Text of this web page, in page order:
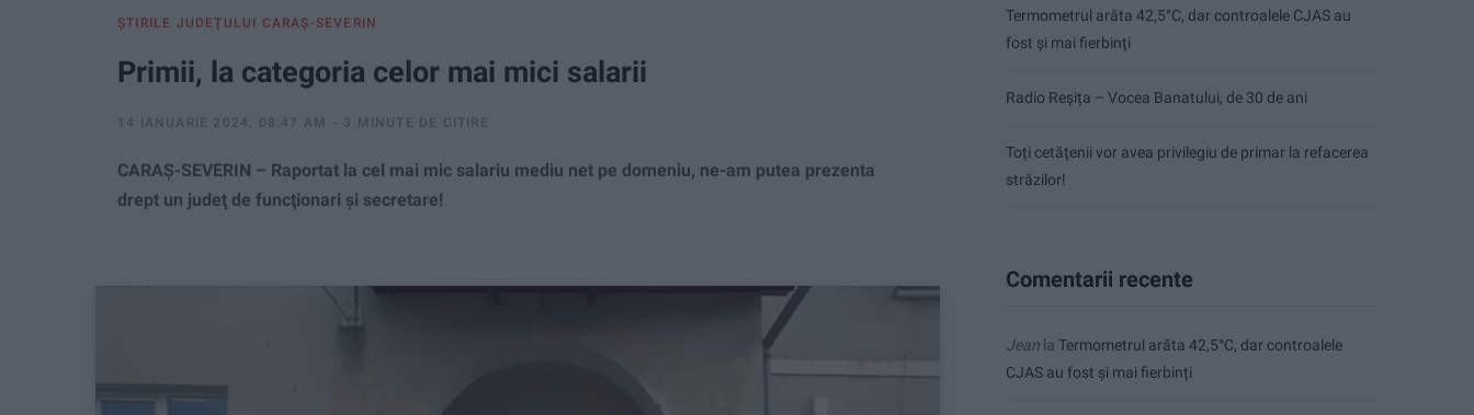
ŞTIRILE JUDEŢULUI CARAŞ-SEVERIN
Primii, la categoria celor mai mici salarii
14 IANUARIE 2024, 08:47 AM 3 MINUTE DE CITIRE
CARAŞ-SEVERIN – Raportat la cel mai mic salariu mediu net pe domeniu, ne-am putea prezenta
drept un judeţ de funcţionari şi secretare!
Termometrul arăta 42,5°C, dar controalele CJAS au
fost și mai fierbinți
Radio Reșița – Vocea Banatului, de 30 de ani
Toți cetățenii vor avea privilegiu de primar la refacerea
străzilor!
Comentarii recente
Jean la Termometrul arăta 42,5°C, dar controalele
CJAS au fost și mai fierbinți